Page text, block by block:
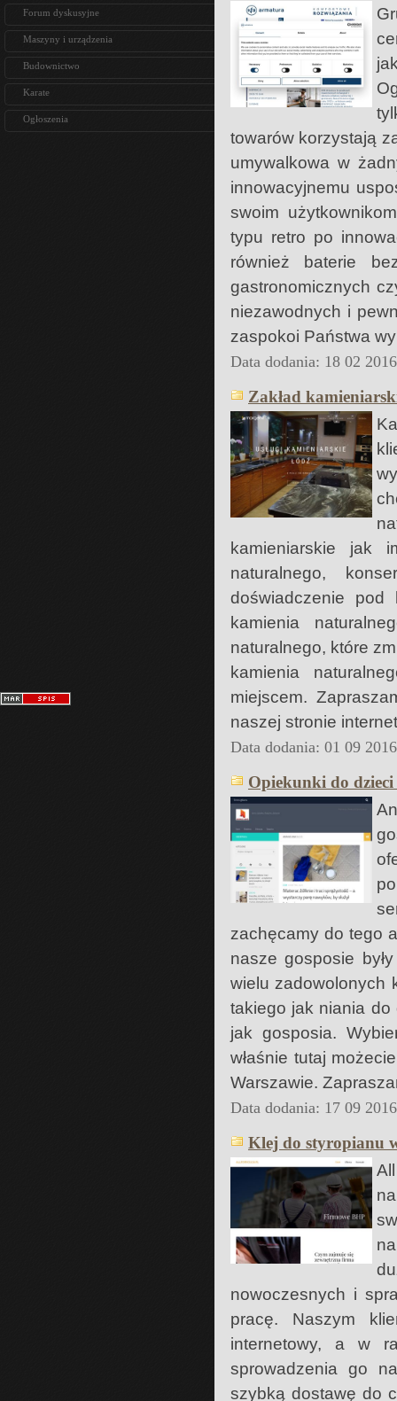
Forum dyskusyjne
Maszyny i urządzenia
Budownictwo
Karate
Ogłoszenia
towarów korzystają
umywalkowa w
innowacyjnemu
swoim
typu retro po
również baterie
gastronomicznych
niezawodnych i
zaspokoi Państwa
Data dodania: 18 02
Zakład
kamieniarskie jak
naturalnego,
doświadczenie
kamienia
naturalnego, które
kamienia
miejscem.
naszej stronie
Data dodania: 01 09
Opiekunki do dzieci
zachęcamy do tego
nasze gosposie
wielu zadowolonych
takiego jak niania do
jak gosposia.
właśnie tutaj
Warszawie.
Data dodania: 17 09
Klej do styropianu
nowoczesnych i
pracę. Naszym
internetowy, a w
sprowadzenia go
szybką dostawę do